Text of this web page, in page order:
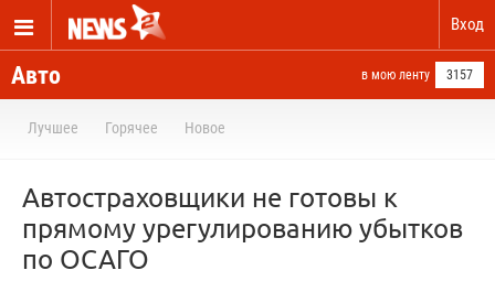
Вход
Авто в мою ленту 3157
Лучшее Горячее Новое
Автостраховщики не готовы к
прямому урегулированию убытков
по ОСАГО